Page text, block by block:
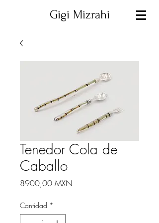
Gigi Mizrahi
Tenedor Cola de
Caballo
8900,00 MXNPrecio
Cantidad *